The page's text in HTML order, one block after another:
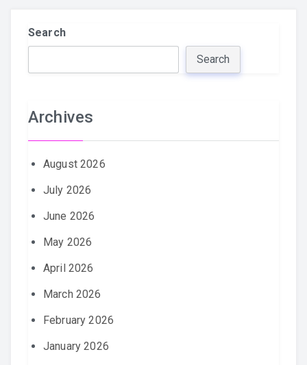
Search
Search
Archives
August 2026
July 2026
June 2026
May 2026
April 2026
March 2026
February 2026
January 2026